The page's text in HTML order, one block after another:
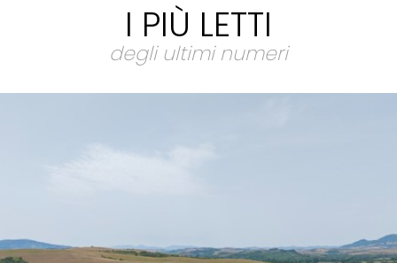
I PIÙ LETTI
degli ultimi numeri